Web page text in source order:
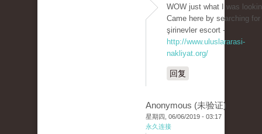
WOW just what I was
Came here by searching for
şirinevler escort -
http://www.uluslararasi-
nakliyat.org/
回复
Anonymous (未验证)
星期四, 06/06/2019 - 03:17
永久连接